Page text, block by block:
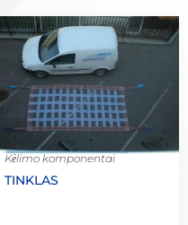
Kėlimo komponentai
TINKLAS